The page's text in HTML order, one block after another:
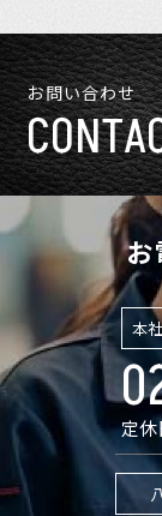
お問い合わせ
お
本
定休